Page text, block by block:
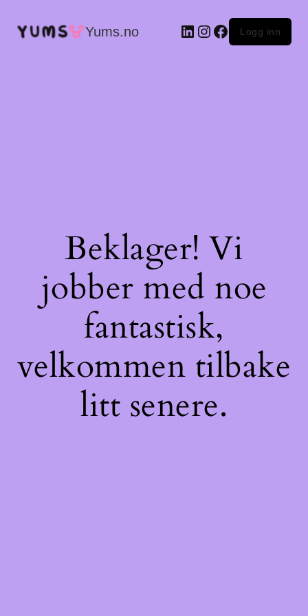
Yums.no LinkedIn
Instagram
Facebook
Logg inn
Beklager! Vi
jobber med noe
fantastisk,
velkommen tilbake
litt senere.